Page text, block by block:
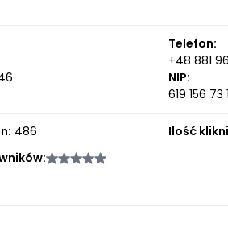
Telefon:
+48 881
NIP:
619 156 73
486 Ilość